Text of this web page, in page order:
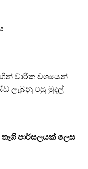
වාරික වශයෙන්
ලැබුනු පසු මුදල්
තෑගි පාර්සලයක් ලෙස